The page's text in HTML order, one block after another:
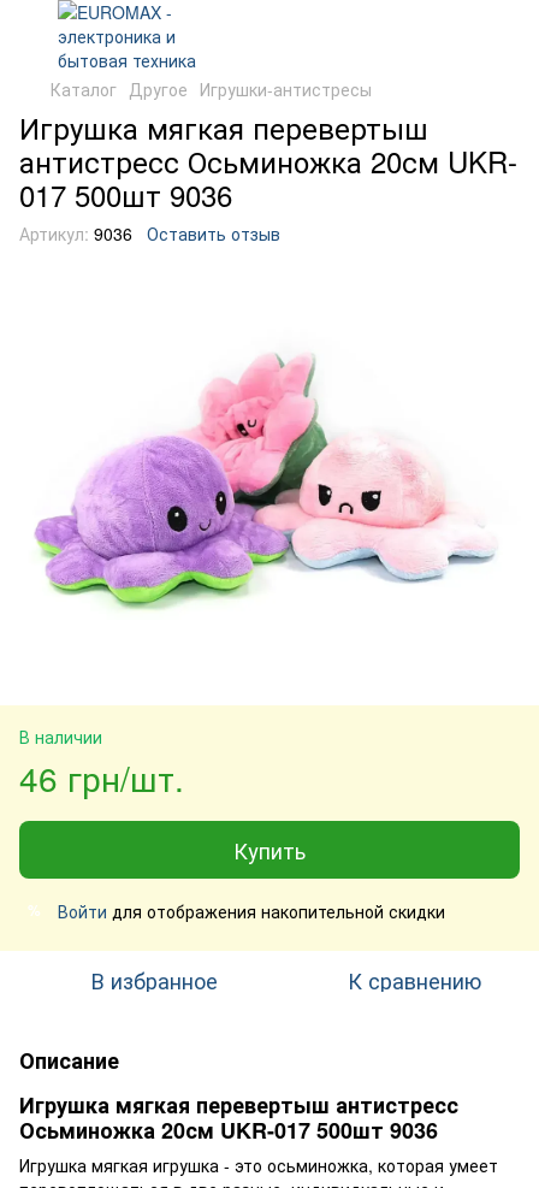
Каталог Другое Игрушки-антистресы
Игрушка мягкая перевертыш
антистресс Осьминожка 20см UKR-
017 500шт 9036
Артикул: 9036 Оставить отзыв
В наличии
46 грн/шт.
Купить
% Войти для отображения накопительной скидки
В избранное К сравнению
Описание
Игрушка мягкая перевертыш антистресс
Осьминожка 20см UKR-017 500шт 9036
Игрушка мягкая игрушка - это осьминожка, которая умеет